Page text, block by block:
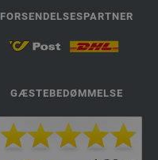
FORSENDELSESPARTNER
GÆSTEBEDØMMELSE